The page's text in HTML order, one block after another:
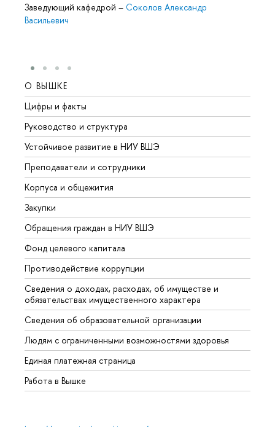
Заведующий кафедрой – Соколов Александр
Васильевич
О ВЫШКЕ
Цифры и факты
Руководство и структура
Устойчивое развитие в НИУ ВШЭ
Преподаватели и сотрудники
Корпуса и общежития
Закупки
Обращения граждан в НИУ ВШЭ
Фонд целевого капитала
Противодействие коррупции
Сведения о доходах, расходах, об имуществе и
обязательствах имущественного характера
Сведения об образовательной организации
Людям с ограниченными возможностями здоровья
Единая платежная страница
Работа в Вышке